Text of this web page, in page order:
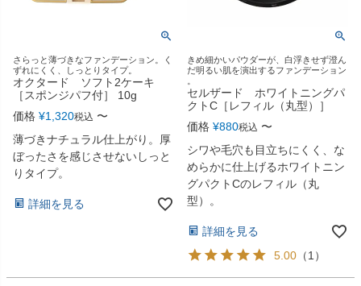
さらっと薄づきなファンデーション。く
ずれにくく、しっとりタイプ。
オクタード ソフト2ケーキ
［スポンジパフ付］ 10g
価格 ¥1,320税込 〜
薄づきナチュラル仕上がり。厚
ぼったさを感じさせないしっと
りタイプ。
詳細を見る
きめ細かいパウダーが、白浮きせず澄ん
だ明るい肌を演出するファンデーション
セルザード ホワイトニングパ
クトC［レフィル（丸型）］
価格 ¥880税込 〜
シワや毛穴も目立ちにくく、な
めらかに仕上げるホワイトニン
グパクトCのレフィル（丸
型）。
詳細を見る
5.00 （1 ）